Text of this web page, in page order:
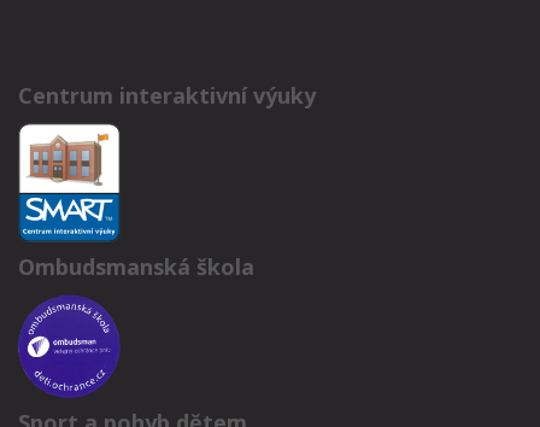
Centrum interaktivní výuky
Ombudsmanská škola